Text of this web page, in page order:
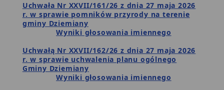
Uchwała Nr XXVII/161/26 z dnia 27 maja 2026
r. w sprawie pomników przyrody na terenie
gminy Dziemiany
Wyniki głosowania imiennego
Uchwałą Nr XXVII/162/26 z dnia 27 maja 2026
r. w sprawie uchwalenia planu ogólnego
Gminy Dziemiany
Wyniki głosowania imiennego